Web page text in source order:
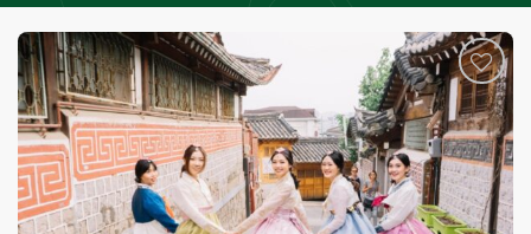
Add
to
wishlist